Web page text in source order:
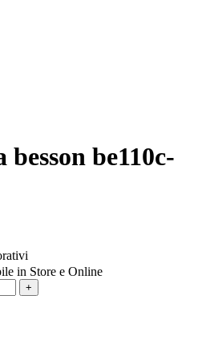
be110c-
in Store e Online
+